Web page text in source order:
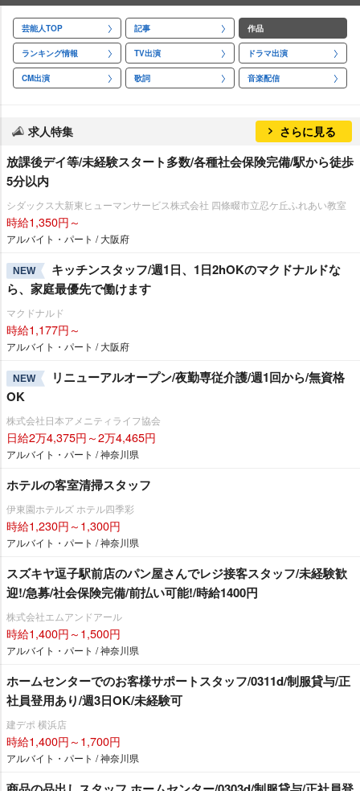
芸能人TOP 記事 作品
ランキング情報 TV出演 ドラマ出演
CM出演 歌詞 音楽配信
求人特集 さらに見る
放課後デイ等/未経験スタート多数/各種社会保険完備/駅から徒歩
5分以内
シダックス大新東ヒューマンサービス株式会社 四條畷市立忍ケ丘ふれあい教室
時給1,350円～
アルバイト・パート / 大阪府
NEW
キッチンスタッフ/週1日、1日2hOKのマクドナルドな
ら、家庭最優先で働けます
マクドナルド
時給1,177円～
アルバイト・パート / 大阪府
NEW
リニューアルオープン/夜勤専従介護/週1回から/無資格
OK
株式会社日本アメニティライフ協会
日給2万4,375円～2万4,465円
アルバイト・パート / 神奈川県
ホテルの客室清掃スタッフ
伊東園ホテルズ ホテル四季彩
時給1,230円～1,300円
アルバイト・パート / 神奈川県
スズキヤ逗子駅前店のパン屋さんでレジ接客スタッフ/未経験歓
迎!/急募/社会保険完備/前払い可能!/時給1400円
株式会社エムアンドアール
時給1,400円～1,500円
アルバイト・パート / 神奈川県
ホームセンターでのお客様サポートスタッフ/0311d/制服貸与/正
社員登用あり/週3日OK/未経験可
建デポ 横浜店
時給1,400円～1,700円
アルバイト・パート / 神奈川県